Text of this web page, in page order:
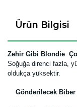
Ürün Bilgisi
Zehir Gibi Blondie
Soğuğa direnci fazla,
oldukça yüksektir.
Gönderilecek